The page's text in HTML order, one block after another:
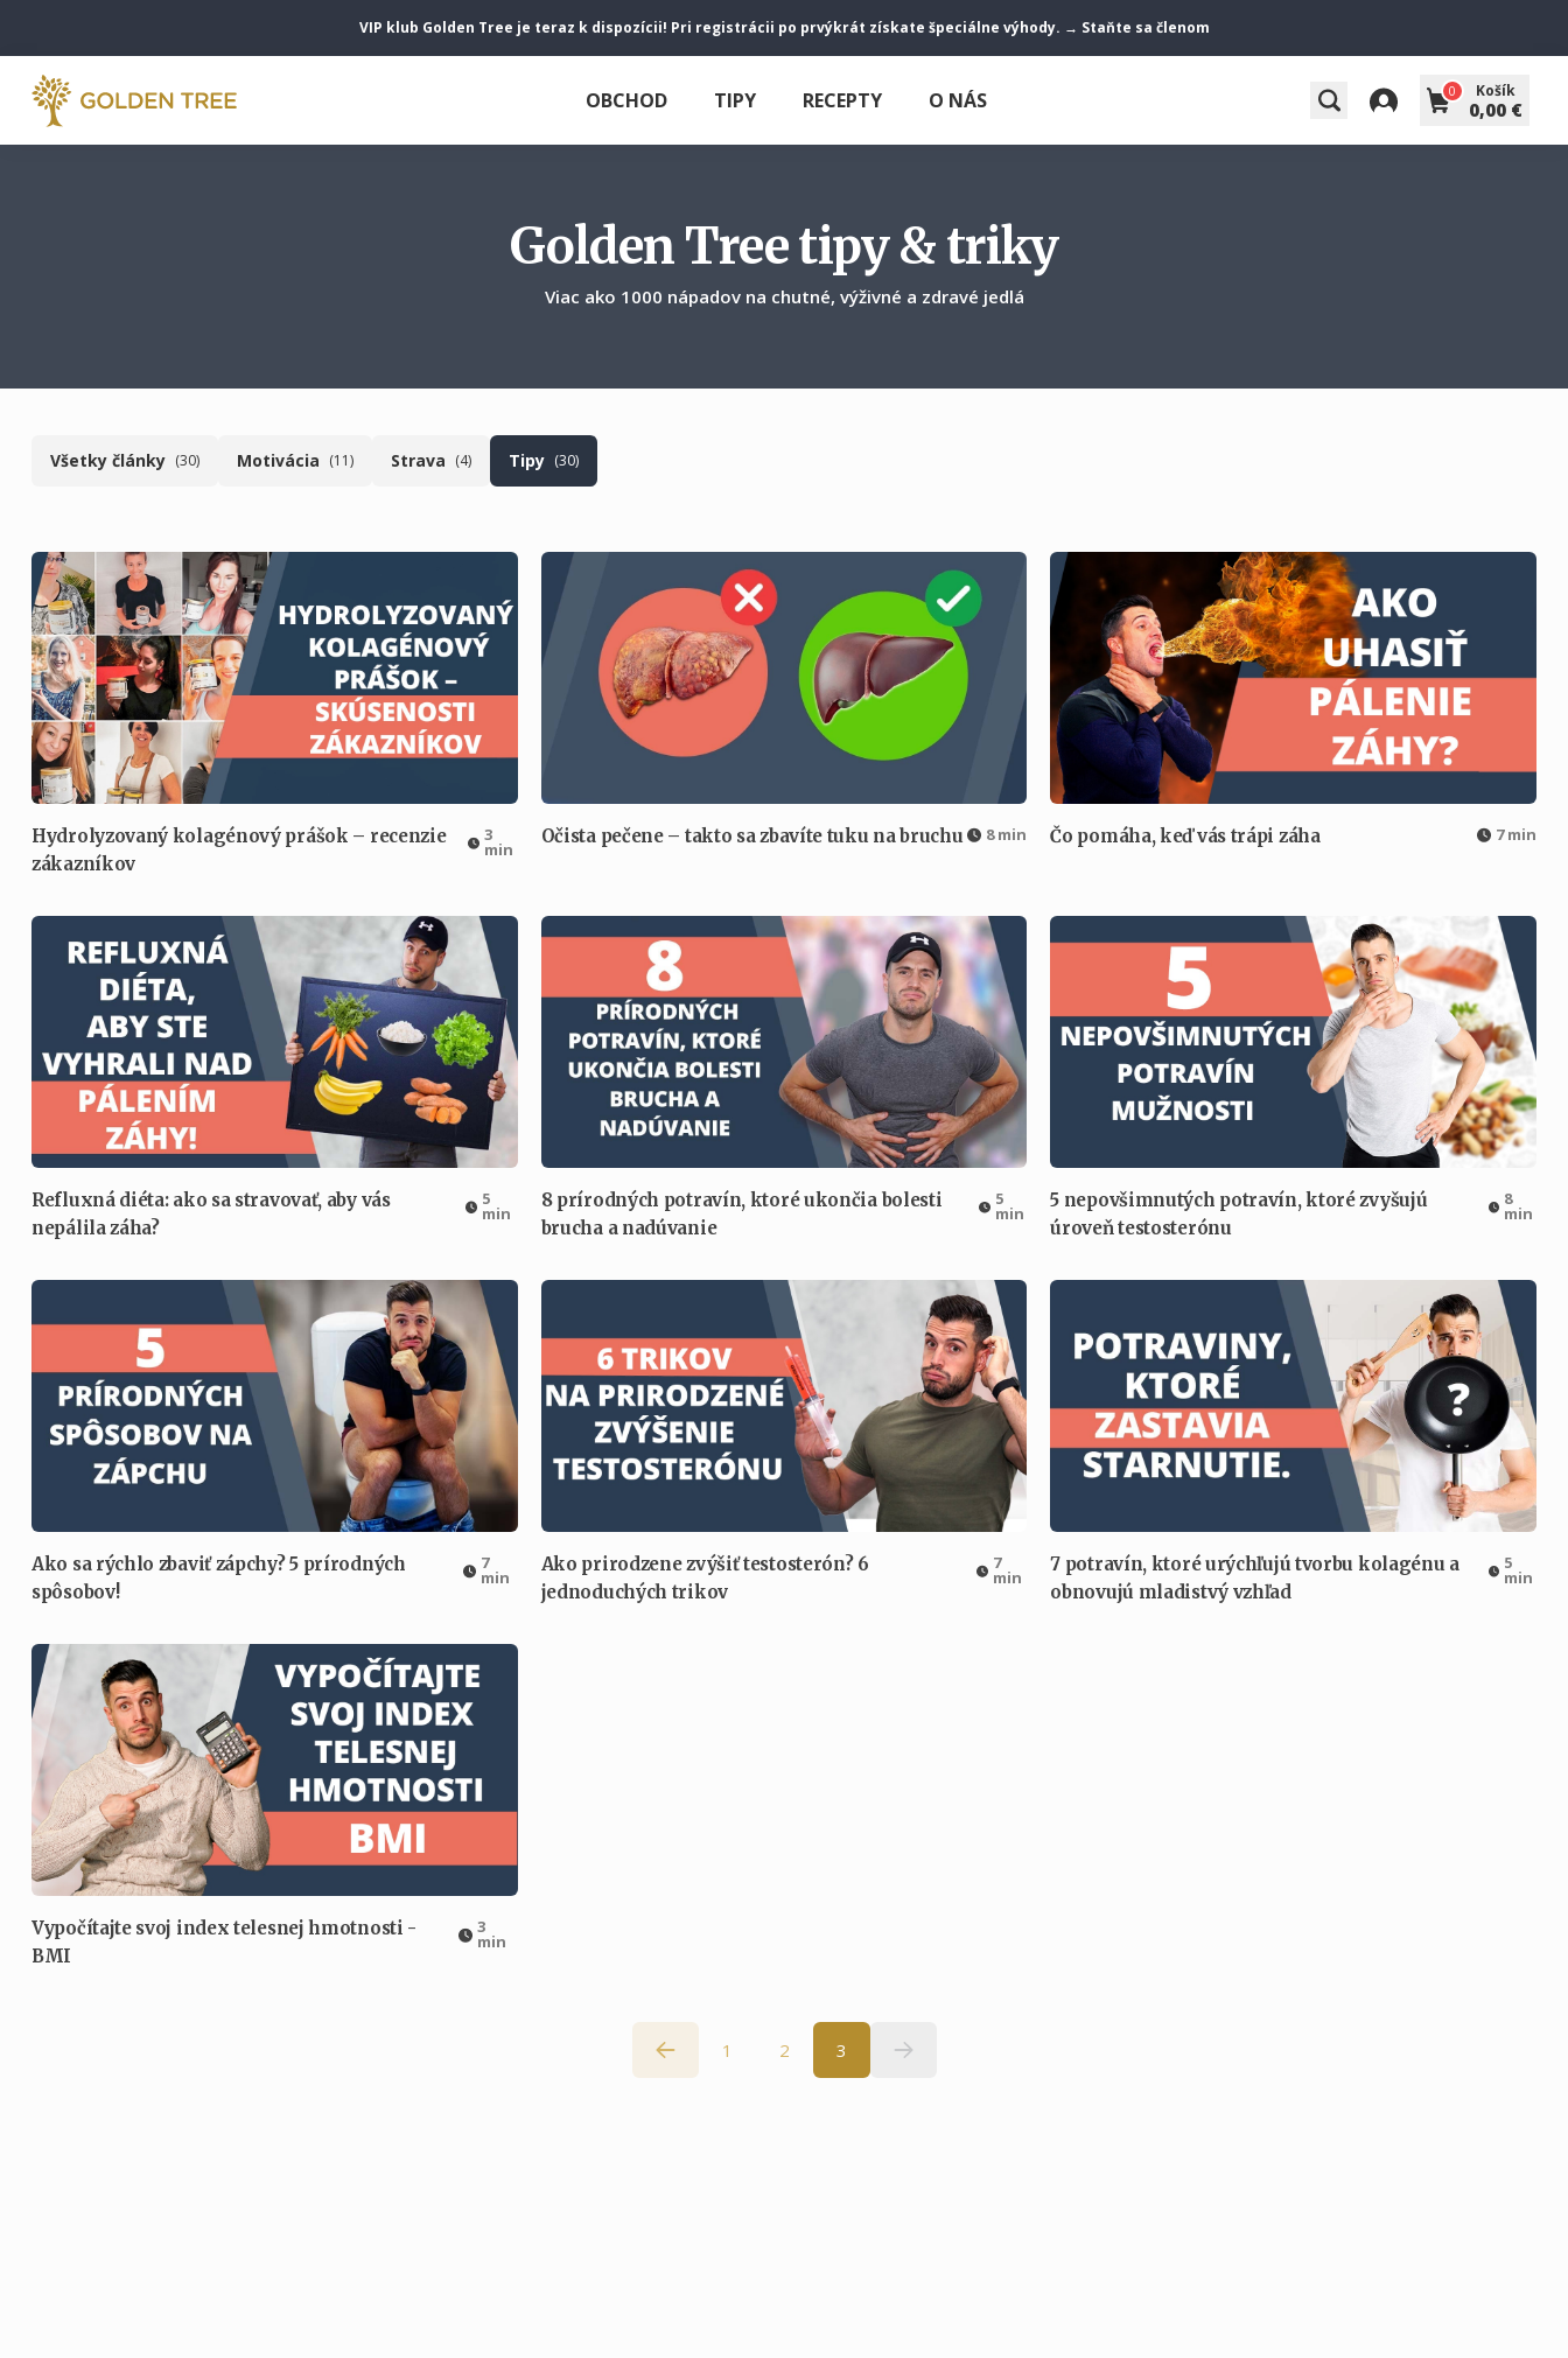
VIP klub Golden Tree je teraz k dispozícii! Pri registrácii po prvýkrát získate špeciálne výhody. → Staňte sa členom
OBCHOD TIPY RECEPTY O NÁS 0 Košík
0,00 €
Golden Tree tipy & triky
Viac ako 1000 nápadov na chutné, výživné a zdravé jedlá
Všetky články (30) Motivácia (11) Strava (4) Tipy (30)
Hydrolyzovaný kolagénový prášok – recenzie
zákazníkov
3
min
Očista pečene – takto sa zbavíte tuku na bruchu 8 min Čo pomáha, keď vás trápi záha 7 min
Refluxná diéta: ako sa stravovať, aby vás
nepálila záha?
5
min
8 prírodných potravín, ktoré ukončia bolesti
brucha a nadúvanie
5
min
5 nepovšimnutých potravín, ktoré zvyšujú
úroveň testosterónu
8
min
Ako sa rýchlo zbaviť zápchy? 5 prírodných
spôsobov!
7
min
Ako prirodzene zvýšiť testosterón? 6
jednoduchých trikov
7
min
7 potravín, ktoré urýchľujú tvorbu kolagénu a
obnovujú mladistvý vzhľad
5
min
Vypočítajte svoj index telesnej hmotnosti -
BMI
3
min
1 2 3